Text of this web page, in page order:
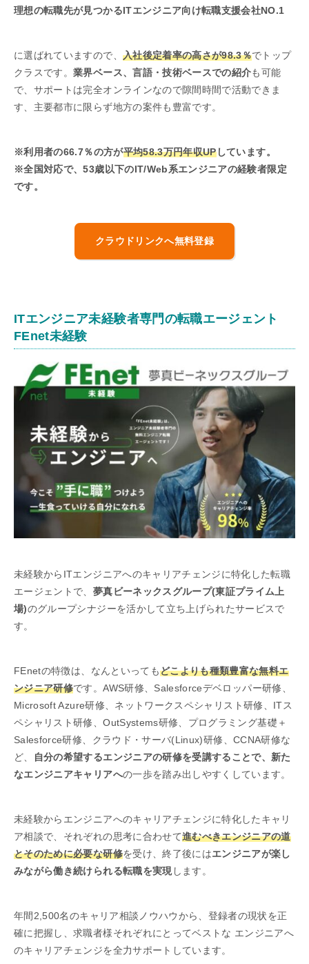
理想の転職先が見つかるITエンジニア向け転職支援会社NO.1
に選ばれていますので、 入社後定着率の高さが98.3％でトップ
クラスです。業界ベース、言語・技術ベースでの紹介も可能
で、サポートは完全オンラインなので隙間時間で活動できま
す、主要都市に限らず地方の案件も豊富です。
※利用者の66.7％の方が平均58.3万円年収UPしています。
※全国対応で、53歳以下のIT/Web系エンジニアの経験者限定
です。
クラウドリンクへ無料登録
ITエンジニア未経験者専門の転職エージェント
FEnet未経験
未経験からITエンジニアへのキャリアチェンジに特化した転職
エージェントで、 夢真ビーネックスグループ(東証プライム上
場)のグループシナジーを活かして立ち上げられたサービスで
す。
FEnetの特徴は、なんといってもどこよりも種類豊富な無料エ
ンジニア研修です。AWS研修、Salesforceデベロッパー研修、
Microsoft Azure研修、ネットワークスペシャリスト研修、ITス
ペシャリスト研修、OutSystems研修、プログラミング基礎＋
Salesforce研修、クラウド・サーバ(Linux)研修、CCNA研修な
ど、
自分の希望するエンジニアの研修を受講することで、新た
なエンジニアキャリアへの一歩を踏み出しやすくしています。
未経験からエンジニアへのキャリアチェンジに特化したキャリ
ア相談で、それぞれの思考に合わせて進むべきエンジニアの道
とそのために必要な研修を受け、終了後にはエンジニアが楽し
みながら働き続けられる転職を実現 します。
年間2,500名のキャリア相談ノウハウから、登録者の現状を正
確に把握し、求職者様それぞれにとってベストな エンジニアへ
のキャリアチェンジを全力サポートしています。